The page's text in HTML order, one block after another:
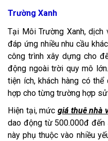
Trường Xanh
Tại Môi Trường Xanh,
đáp ứng nhiều nhu cầu
công trình xây dựng cho
động ngoài trời quy mô
tiện ích, khách hàng có
hợp cho từng trường hợp
Hiện tại, mứcgiá thuê nhà
dao động từ 500.000đ đến
này phụ thuộc vào nhiều